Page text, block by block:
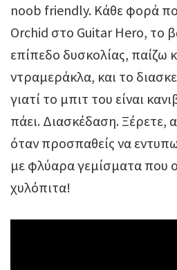
noob friendly. Κάθε φορά
Orchid στο Guitar Hero, το
επίπεδο δυσκολίας, παίζω
ντραμεράκλα, και το
γιατί το μπιτ του είναι
πάει. Διασκέδαση. Ξέρετε,
όταν προσπαθείς να
με φλύαρα γεμίσματα που
χυλόπιτα!